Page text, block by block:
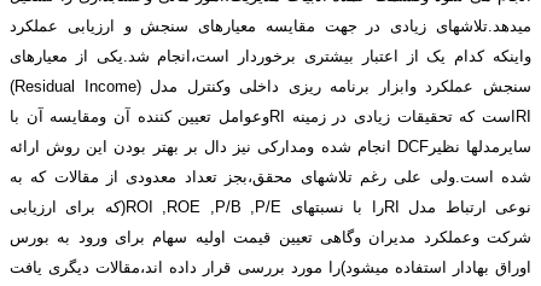
میدهد.تلاشهای زیادی در جهت مقایسه معیارهای سنجش و ارزیابی عملکرد
واینکه کدام یک از اعتبار بیشتری برخوردار است،انجام شد.یکی از معیارهای
سنجش عملکرد وابزار برنامه ریزی داخلی وکنترل مدل (Residual Income)
RIاست که تحقیقات زیادی در زمینه RIوعوامل تعیین کننده آن ومقایسه آن با
سایرمدلها نظیرDCF انجام شده ومدارکی نیز دال بر بهتر بودن این روش ارائه
شده است.ولی علی رغم تلاشهای محقق،بجز تعداد معدودی از مقالات که به
نوعی ارتباط مدل RIرا با نسبتهای ROI ,ROE ,P/B ,P/E(که برای ارزیابی
شرکت وعملکرد مدیران وگاهی تعیین قیمت اولیه سهام برای ورود به بورس
اوراق بهادار استفاده میشود)را مورد بررسی قرار داده اند،مقالات دیگری یافت